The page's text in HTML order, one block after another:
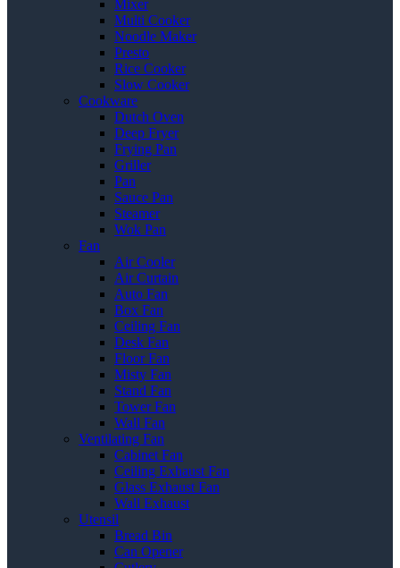
Mixer
Multi Cooker
Noodle Maker
Presto
Rice Cooker
Slow Cooker
Cookware
Dutch Oven
Deep Fryer
Frying Pan
Griller
Pan
Sauce Pan
Steamer
Wok Pan
Fan
Air Cooler
Air Curtain
Auto Fan
Box Fan
Ceiling Fan
Desk Fan
Floor Fan
Misty Fan
Stand Fan
Tower Fan
Wall Fan
Ventilating Fan
Cabinet Fan
Ceiling Exhaust Fan
Glass Exhaust Fan
Wall Exhaust
Utensil
Bread Bin
Can Opener